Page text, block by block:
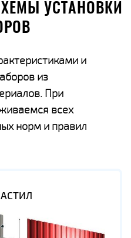
УСТАНОВКИ
и
из
При
всех
норм и правил